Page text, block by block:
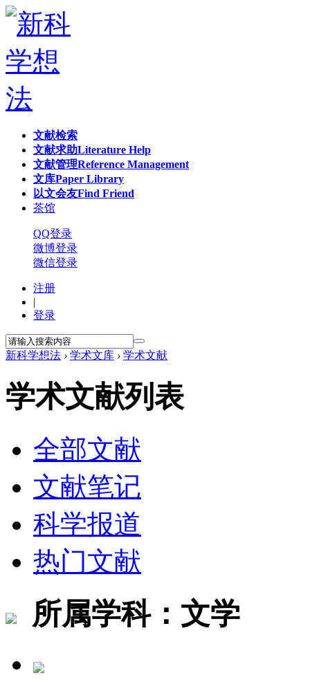
文献检索
文献求助Literature Help
文献管理Reference Management
文库Paper Library
以文会友Find Friend
茶馆
QQ登录
微博登录
微信登录
注册
|
登录
新科学想法 › 学术文库 › 学术文献
学术文献列表
全部文献
文献笔记
科学报道
热门文献
所属学科：文学